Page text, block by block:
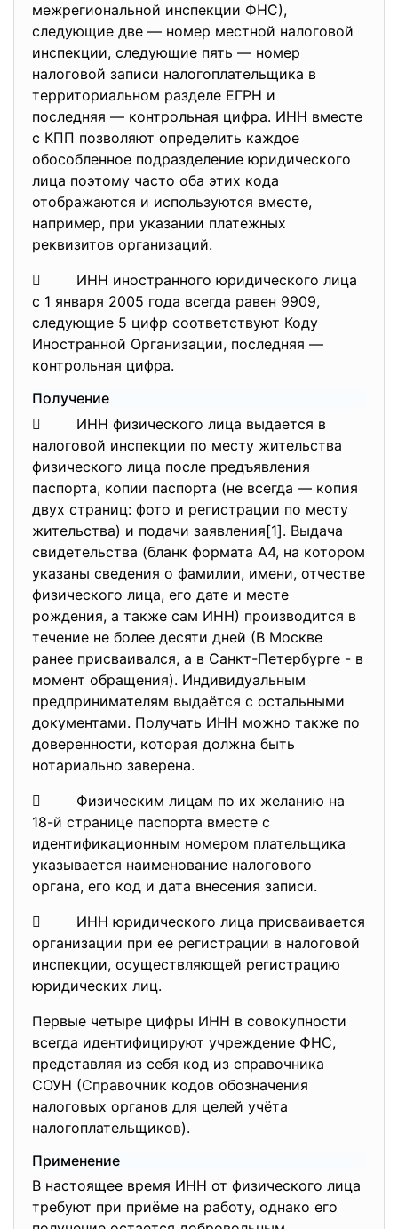
межрегиональной инспекции ФНС),
следующие две — номер местной налоговой
инспекции, следующие пять — номер
налоговой записи налогоплательщика в
территориальном разделе ЕГРН и
последняя — контрольная цифра. ИНН вместе
с КПП позволяют определить каждое
обособленное подразделение юридического
лица поэтому часто оба этих кода
отображаются и используются вместе,
например, при указании платежных
реквизитов организаций.
 ИНН иностранного юридического лица
c 1 января 2005 года всегда равен 9909,
следующие 5 цифр соответствуют Коду
Иностранной Организации, последняя —
контрольная цифра.
Получение
 ИНН физического лица выдается в
налоговой инспекции по месту жительства
физического лица после предъявления
паспорта, копии паспорта (не всегда — копия
двух страниц: фото и регистрации по месту
жительства) и подачи заявления[1]. Выдача
свидетельства (бланк формата А4, на котором
указаны сведения о фамилии, имени, отчестве
физического лица, его дате и месте
рождения, а также сам ИНН) производится в
течение не более десяти дней (В Москве
ранее присваивался, а в Санкт-Петербурге - в
момент обращения). Индивидуальным
предпринимателям выдаётся с остальными
документами. Получать ИНН можно также по
доверенности, которая должна быть
нотариально заверена.
 Физическим лицам по их желанию на
18-й странице паспорта вместе с
идентификационным номером плательщика
указывается наименование налогового
органа, его код и дата внесения записи.
 ИНН юридического лица присваивается
организации при ее регистрации в налоговой
инспекции, осуществляющей регистрацию
юридических лиц.
Первые четыре цифры ИНН в совокупности
всегда идентифицируют учреждение ФНС,
представляя из себя код из справочника
СОУН (Справочник кодов обозначения
налоговых органов для целей учёта
налогоплательщиков).
Применение
В настоящее время ИНН от физического лица
требуют при приёме на работу, однако его